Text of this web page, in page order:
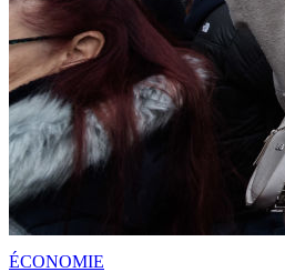
ÉCONOMIE